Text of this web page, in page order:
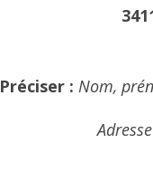
Préciser : Nom,